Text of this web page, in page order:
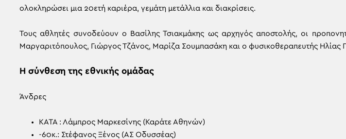
ολοκληρώσει μια 20ετή καριέρα, γεμάτη μετάλλια και διακρίσεις.
Τους αθλητές συνοδεύουν ο Βασίλης Τσιακμάκης ως αρχηγός αποστολής, οι
Μαργαριτόπουλος, Γιώργος Τζάνος, Μαρίζα Σουμπασάκη και ο φυσικοθεραπευτής Ηλίας
Η σύνθεση της εθνικής ομάδας
Άνδρες
ΚΑΤΑ : Λάμπρος Μαρκεσίνης (Καράτε Αθηνών)
-60κ.: Στέφανος Ξένος (ΑΣ Οδυσσέας)